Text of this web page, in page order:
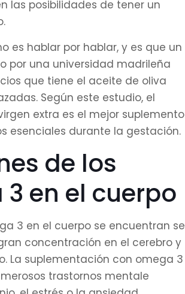
las posibilidades de tener un
es hablar por hablar, y es que un
por una universidad madrileña
que tiene el aceite de oliva
Según este estudio, el
extra es el mejor suplemento
esenciales durante la gestación.
de los
en el cuerpo
3 en el cuerpo se encuentran se
concentración en el cerebro y
La suplementación con omega 3
trastornos mentale